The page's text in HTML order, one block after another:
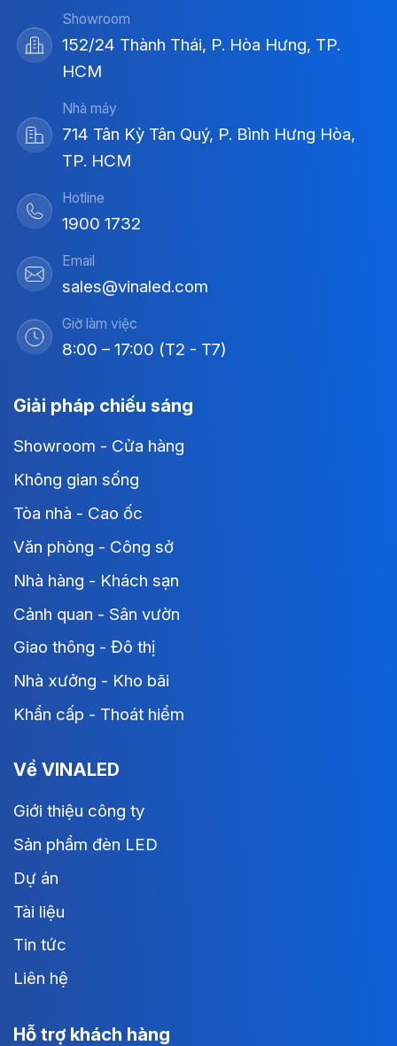
Showroom
152/24 Thành Thái, P. Hòa Hưng, TP.
HCM
Nhà máy
714 Tân Kỳ Tân Quý, P. Bình Hưng Hòa,
TP. HCM
Hotline
1900 1732
Email
sales@vinaled.com
Giờ làm việc
8:00 – 17:00 (T2 - T7)
Giải pháp chiếu sáng
Showroom - Cửa hàng
Không gian sống
Tòa nhà - Cao ốc
Văn phòng - Công sở
Nhà hàng - Khách sạn
Cảnh quan - Sân vườn
Giao thông - Đô thị
Nhà xưởng - Kho bãi
Khẩn cấp - Thoát hiểm
Về VINALED
Giới thiệu công ty
Sản phẩm đèn LED
Dự án
Tài liệu
Tin tức
Liên hệ
Hỗ trợ khách hàng